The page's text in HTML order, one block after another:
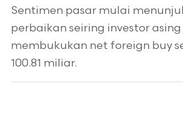
Sentimen pasar mulai
perbaikan seiring investor
membukukan net foreign buy
100.81 miliar.